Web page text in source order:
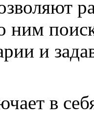
ним
и
в